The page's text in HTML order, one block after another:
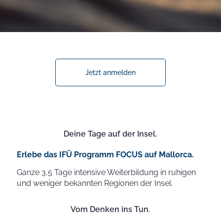
Jetzt anmelden
Deine Tage auf der Insel.
Erlebe das IFÜ Programm FOCUS auf Mallorca.
Ganze 3,5 Tage intensive Weiterbildung in ruhigen
und weniger bekannten Regionen der Insel.
Vom Denken ins Tun.